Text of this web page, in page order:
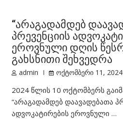
“არაგადამდებ
პრევენციის
ეროვნული დღის
გახსნითი შეხვედრა
admin ოქტომბერი 11, 2024
2024 წლის 10 ოქტომბერს
“არაგადამდებ დაავადებათა
ადვოკატირების ეროვნული …